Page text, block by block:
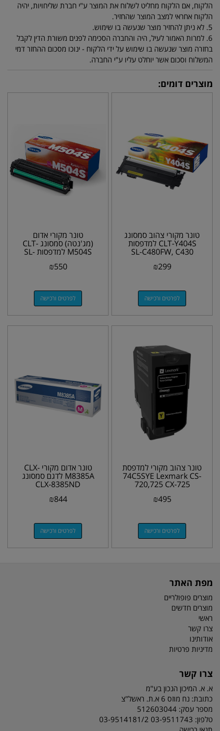
הלקוח, אם הלקוח מחליט לשלוח את המוצר ע"י חברת שליחויות, יהיה
הלקוח אחראי למצב המוצר שהחזיר.
5. לא ניתן להחזיר מוצר שנעשה בו שימוש.
6. למרות האמור לעיל, היה והחברה הסכימה לפנים משורת הדין לקבל
בחזרה מוצר שנעשה בו שימוש על ידי הלקוח - ינוכו מסכום ההחזר דמי
המשלוח וסכום אשר יוחלט עליו ע"י החברה.
מוצרים דומים:
טונר מקורי צהוב סמסונג
CLT-Y404S למדפסות
SL-C480FW, C430
₪299
לפרטים ורכישה
טונר מקורי אדום
(מג'נטה) סמסונג CLT-
M504S למדפסות SL-
4195
₪550
לפרטים ורכישה
טונר צהוב מקורי למדפסת
74C5SYE Lexmark CS-
720,725 CX-725
₪495
לפרטים ורכישה
טונר אדום מקורי CLX-
M8385A לדגם סמסונג
CLX-8385ND
₪844
לפרטים ורכישה
מפת האתר
מוצרים פופולריים
מוצרים חדשים
ראשי
צרו קשר
אודותינו
מדיניות פרטיות
צרו קשר
א. א. המיכון הנכון בע"מ
כתובת: נח מוזס 6 א.ת. ראשל"צ
מספר עסק: 512603044
טלפון: 03-9511743 03-9514181/2